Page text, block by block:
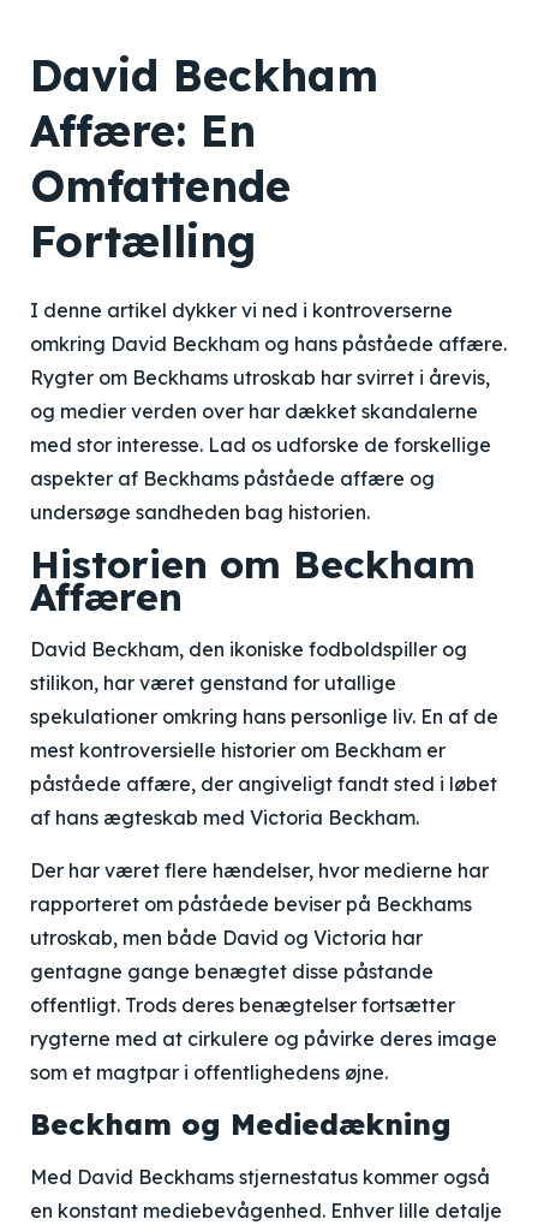
David Beckham
Affære: En
Omfattende
Fortælling
I denne artikel dykker vi ned i kontroverserne
omkring David Beckham og hans påståede affære.
Rygter om Beckhams utroskab har svirret i årevis,
og medier verden over har dækket skandalerne
med stor interesse. Lad os udforske de forskellige
aspekter af Beckhams påståede affære og
undersøge sandheden bag historien.
Historien om Beckham
Affæren
David Beckham, den ikoniske fodboldspiller og
stilikon, har været genstand for utallige
spekulationer omkring hans personlige liv. En af de
mest kontroversielle historier om Beckham er
påståede affære, der angiveligt fandt sted i løbet
af hans ægteskab med Victoria Beckham.
Der har været flere hændelser, hvor medierne har
rapporteret om påståede beviser på Beckhams
utroskab, men både David og Victoria har
gentagne gange benægtet disse påstande
offentligt. Trods deres benægtelser fortsætter
rygterne med at cirkulere og påvirke deres image
som et magtpar i offentlighedens øjne.
Beckham og Mediedækning
Med David Beckhams stjernestatus kommer også
en konstant mediebevågenhed. Enhver lille detalje